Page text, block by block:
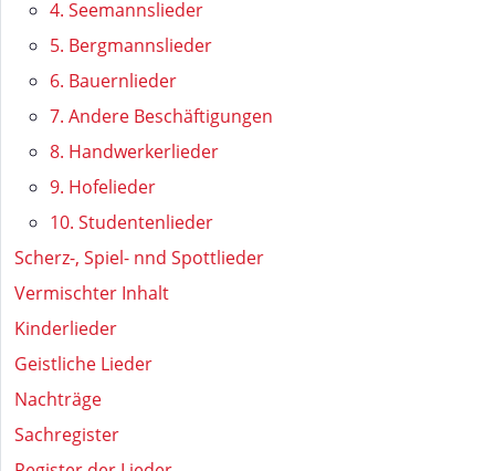
4. Seemannslieder
5. Bergmannslieder
6. Bauernlieder
7. Andere Beschäftigungen
8. Handwerkerlieder
9. Hofelieder
10. Studentenlieder
Scherz-, Spiel- nnd Spottlieder
Vermischter Inhalt
Kinderlieder
Geistliche Lieder
Nachträge
Sachregister